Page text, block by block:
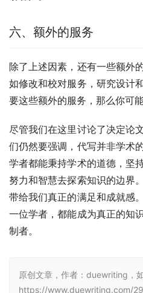
六、额外的服务
除了上述因素，还有一些额外
如修改和校对服务，研究设计
要这些额外的服务，那么你可
尽管我们在这里讨论了决定论
们仍然要强调，代写并非学术
学者都能秉持学术的道德，坚
努力和智慧去探索知识的边界
带给我们真正的满足和成就感
一位学者，都能成为真正的知
制者。
原创文章，作者：duewriting，
https://www.duewriting.com/